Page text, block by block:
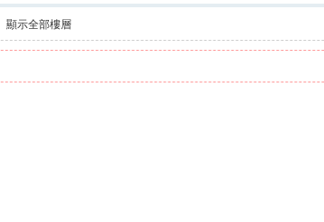
顯示全部樓層